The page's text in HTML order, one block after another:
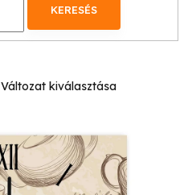
KERESÉS
Változat kiválasztása